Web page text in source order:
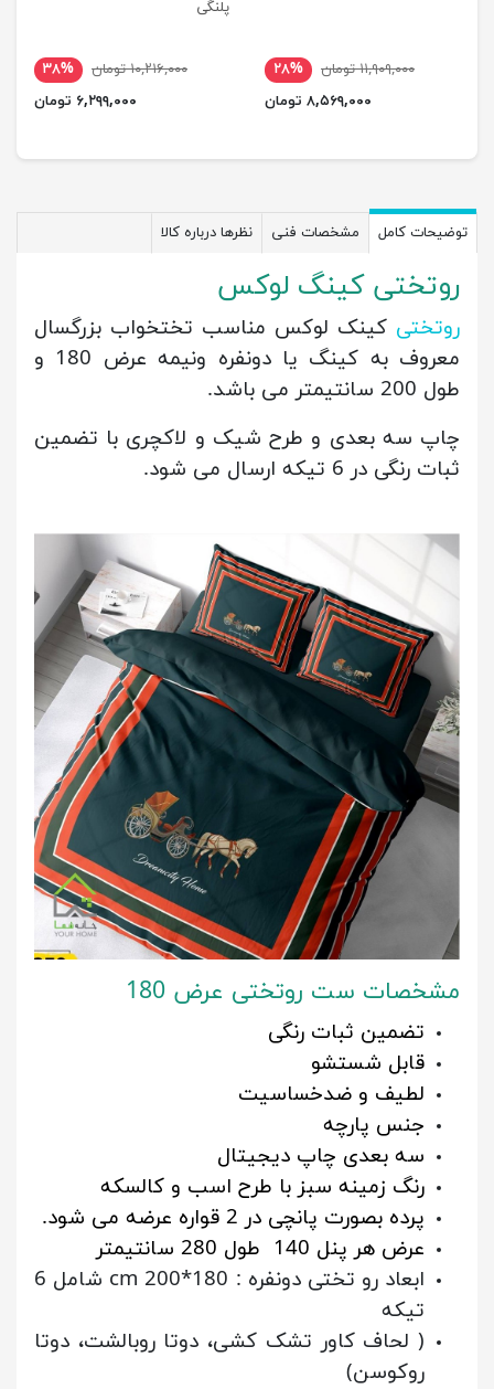
۱۱,۹۰۹,۰۰۰ تومان
۲۸%
۸,۵۶۹,۰۰۰ تومان
پلنگی
۱۰,۲۱۶,۰۰۰ تومان
۳۸%
۶,۲۹۹,۰۰۰ تومان
توضیحات کامل مشخصات فنی نظرها درباره کالا
روتختی کینگ لوکس
روتختی کینک لوکس مناسب تختخواب بزرگسال
معروف به کینگ یا دونفره ونیمه عرض 180 و
طول 200 سانتیمتر می باشد.
چاپ سه بعدی و طرح شیک و لاکچری با تضمین
ثبات رنگی در 6 تیکه ارسال می شود.
مشخصات ست روتختی عرض 180
تضمین ثبات رنگی
قابل شستشو
لطیف و ضدخساسیت
جنس پارچه
سه بعدی چاپ دیجیتال
رنگ زمینه سبز با طرح اسب و کالسکه
پرده بصورت پانچی در 2 قواره عرضه می شود.
عرض هر پنل 140 طول 280 سانتیمتر
ابعاد رو تختی دونفره : 180*200 cm شامل 6
تیکه
( لحاف کاور تشک کشی، دوتا روبالشت، دوتا
روکوسن)